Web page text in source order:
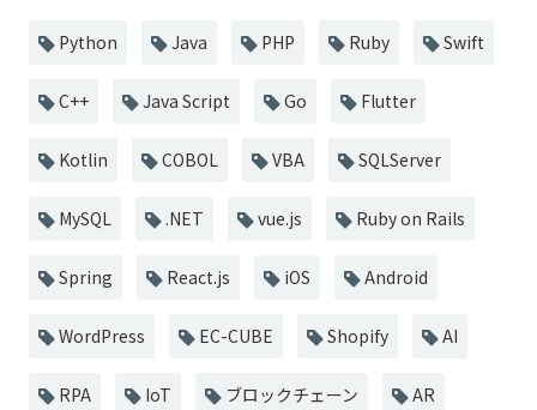
Python Java PHP Ruby Swift
C++ Java Script Go Flutter
Kotlin COBOL VBA SQLServer
MySQL .NET vue.js Ruby on Rails
Spring React.js iOS Android
WordPress EC-CUBE Shopify AI
RPA IoT ブロックチェーン AR